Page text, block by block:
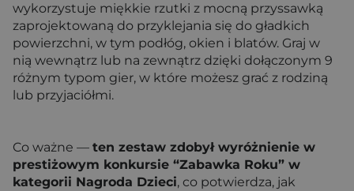
wykorzystuje miękkie rzutki z mocną przyssawką
zaprojektowaną do przyklejania się do gładkich
powierzchni, w tym podłóg, okien i blatów. Graj w
nią wewnątrz lub na zewnątrz dzięki dołączonym 9
różnym typom gier, w które możesz grać z rodziną
lub przyjaciółmi.
Co ważne — ten zestaw zdobył wyróżnienie w
prestiżowym konkursie “Zabawka Roku” w
kategorii Nagroda Dzieci, co potwierdza, jak